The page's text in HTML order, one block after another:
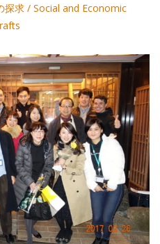
探求 / Social and Economic